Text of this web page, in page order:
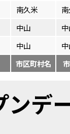
南久米
中山
中山
市区町村名
ン